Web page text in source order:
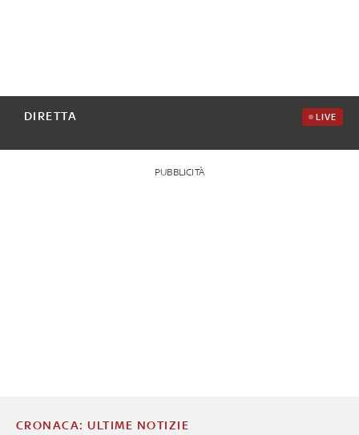
DIRETTA LIVE
PUBBLICITÀ
CRONACA: ULTIME NOTIZIE